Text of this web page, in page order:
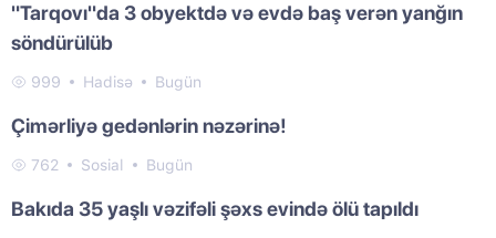
"Tarqovı"da 3 obyektdə və evdə baş verən yanğın
söndürülüb
999 Hadisə Bugün
Çimərliyə gedənlərin nəzərinə!
762 Sosial Bugün
Bakıda 35 yaşlı vəzifəli şəxs evində ölü tapıldı